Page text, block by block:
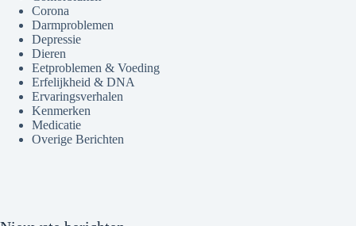
Corona
Darmproblemen
Depressie
Dieren
Eetproblemen & Voeding
Erfelijkheid & DNA
Ervaringsverhalen
Kenmerken
Medicatie
Overige Berichten